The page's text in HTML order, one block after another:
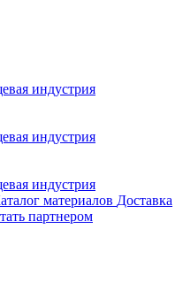
индустрия
индустрия
индустрия
материалов Доставка
партнером